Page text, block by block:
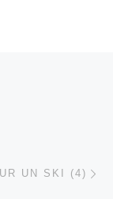
UN SKI (4)